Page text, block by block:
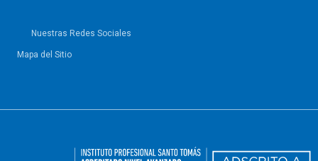
Nuestras Redes Sociales
Mapa del Sitio